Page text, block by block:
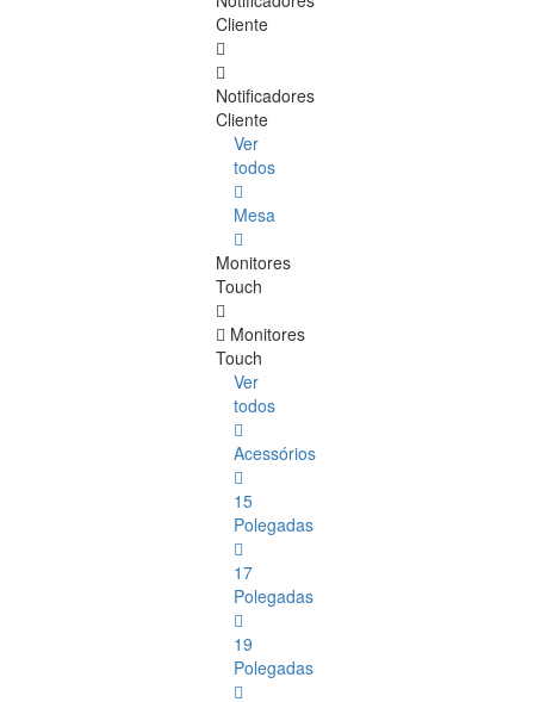
Cliente
Notificadores
Cliente
Ver
todos
Mesa
Monitores
Touch
Monitores
Touch
Ver
todos
Acessórios
15
Polegadas
17
Polegadas
19
Polegadas